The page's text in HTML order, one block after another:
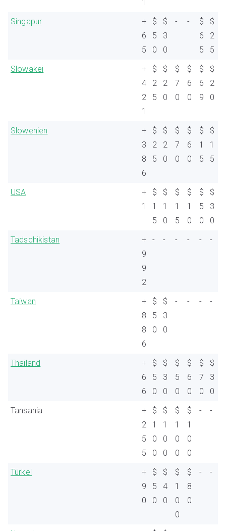
1
Singapur
+
6
5
$
5
0
$
3
0
- -
$
6
5
$
2
5
Slowakei
+
4
2
1
$
2
5
$
2
0
$
7
0
$
6
0
$
6
9
$
2
0
Slowenien
+
3
8
6
$
2
5
$
2
0
$
7
0
$
6
0
$
1
5
$
1
5
USA
+
1
$
1
5
$
1
0
$
1
5
$
1
0
$
5
0
$
3
0
Tadschikistan
+
9
9
2
- - - - - -
Taiwan
+
8
8
6
$
5
0
$
3
0
- - - -
Thailand
+
6
6
$
5
0
$
3
0
$
5
0
$
6
0
$
7
0
$
3
0
Tansania
+
2
5
5
$
1
0
0
$
1
0
0
$
1
0
0
$
1
0
0
- -
Türkei
+
9
0
$
5
0
$
4
0
$
1
0
0
$
8
0
- -